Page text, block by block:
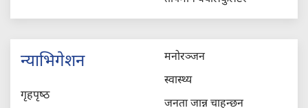
न्याभिगेशन
गृहपृष्‍ठ
मनोरञ्जन
स्वास्थ्य
जनता जान्न चाहन्छन